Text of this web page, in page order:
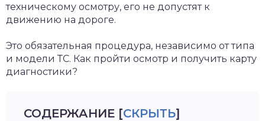
техническому осмотру, его не допустят к
движению на дороге.
Это обязательная процедура, независимо от типа
и модели ТС. Как пройти осмотр и получить карту
диагностики?
СОДЕРЖАНИЕ [СКРЫТЬ]